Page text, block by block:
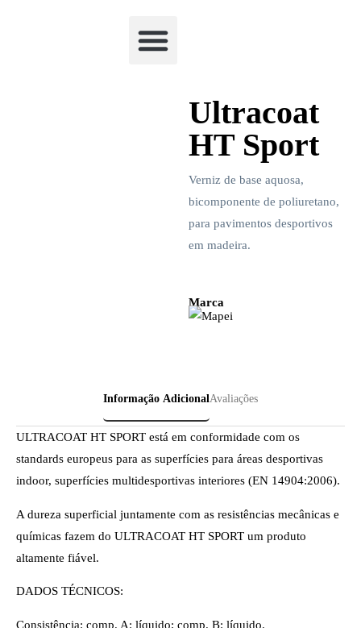
Ultracoat
HT Sport
Verniz de base aquosa,
bicomponente de poliuretano,
para pavimentos desportivos
em madeira.
Marca
Informação AdicionalAvaliações
ULTRACOAT HT SPORT está em conformidade com os
standards europeus para as superfícies para áreas desportivas
indoor, superfícies multidesportivas interiores (EN 14904:2006).
A dureza superficial juntamente com as resistências mecânicas e
químicas fazem do ULTRACOAT HT SPORT um produto
altamente fiável.
DADOS TÉCNICOS:
Consistência: comp. A: líquido; comp. B: líquido.